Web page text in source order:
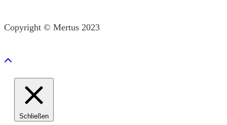
Copyright © Mertus 2023
Schließen